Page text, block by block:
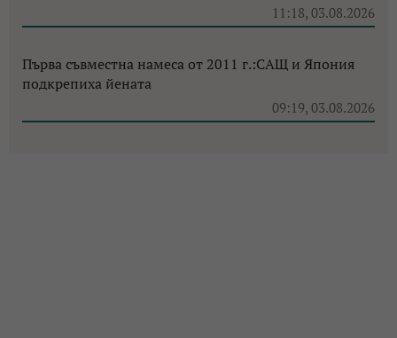
11:18, 03.08.2026
Първа съвместна намеса от 2011 г.:САЩ и Япония
подкрепиха йената
09:19, 03.08.2026